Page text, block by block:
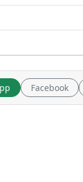
Facebook